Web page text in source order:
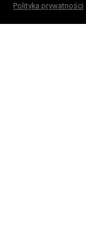
Polityka prywatności